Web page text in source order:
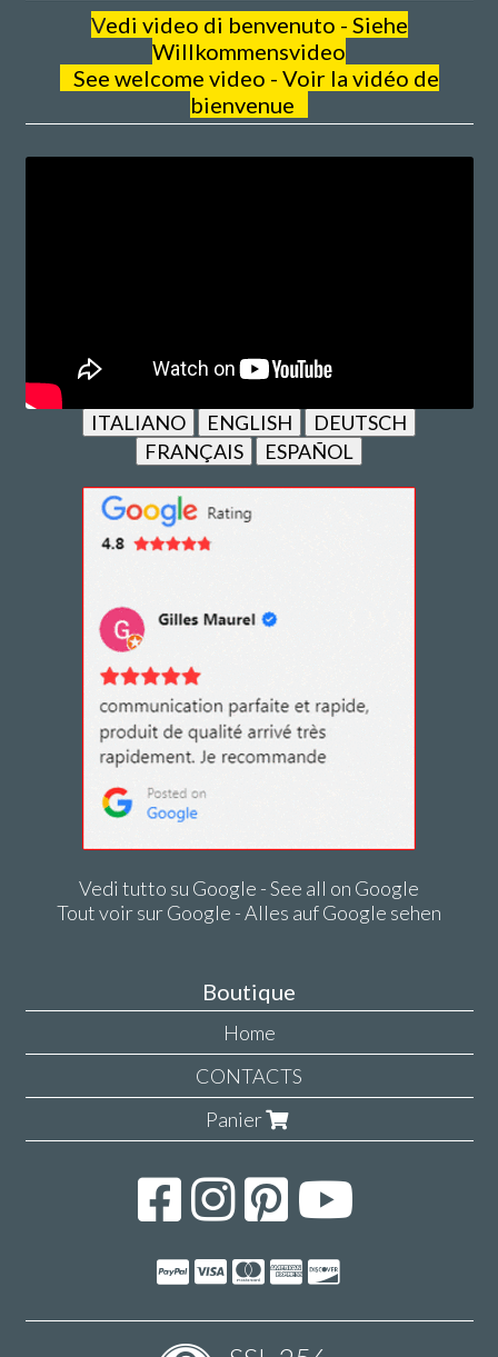
Vedi video di benvenuto - Siehe
Willkommensvideo
See welcome video - Voir la vidéo de
bienvenue
ITALIANO ENGLISH
DEUTSCH
FRANÇAIS
ESPAÑOL
Vedi tutto su Google - See all on Google
Tout voir sur Google - Alles auf Google sehen
Boutique
Home
CONTACTS
Panier